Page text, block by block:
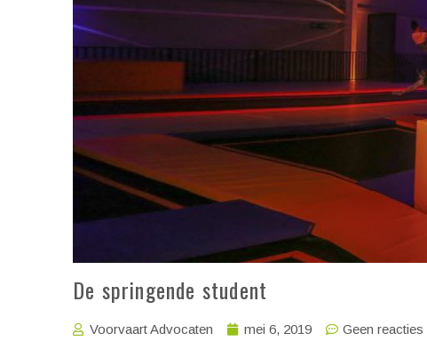
De springende student
Voorvaart Advocaten mei 6, 2019 Geen reacties